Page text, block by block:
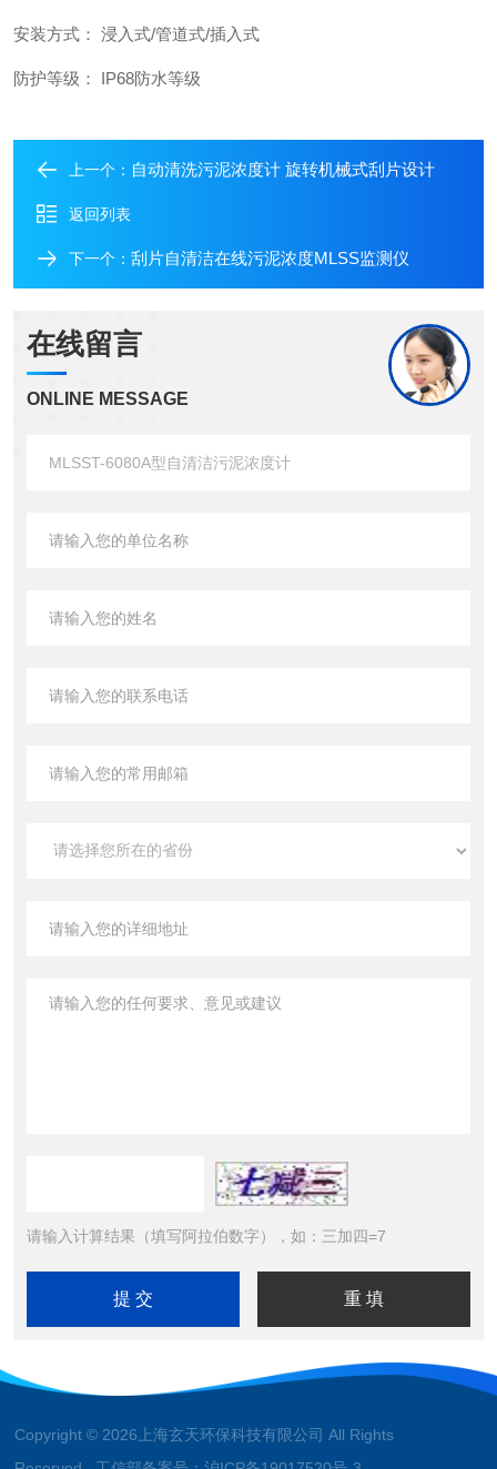
安装方式： 浸入式/管道式/插入式
防护等级： IP68防水等级
上一个： 自动清洗污泥浓度计 旋转机械式刮片设计
返回列表
下一个： 刮片自清洁在线污泥浓度MLSS监测仪
在线留言
ONLINE MESSAGE
请输入计算结果（填写阿拉伯数字），如：三加四=7
Copyright © 2026上海玄天环保科技有限公司 All Rights